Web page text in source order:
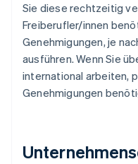
Sie diese rechtzeitig
Freiberufler/innen
Genehmigungen, je
ausführen. Wenn Sie
international arbeiten,
Genehmigungen